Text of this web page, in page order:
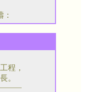
程，
。